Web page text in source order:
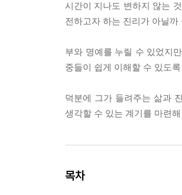
시간이 지나도 변하지 않는
전하고자 하는 진리가 아닐
부와 명예를 누릴 수 있었지
중들이 쉽게 이해할 수 있도
덕분에 그가 들려주는 삶과
생각할 수 있는 계기를 마련
목차